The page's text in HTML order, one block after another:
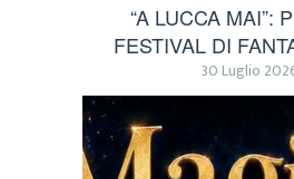
“A LUCCA MAI”:
FESTIVAL DI
30 Luglio